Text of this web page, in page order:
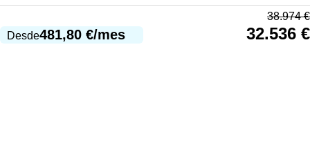
Desde481,80 €/mes
38.974€
32.536 €